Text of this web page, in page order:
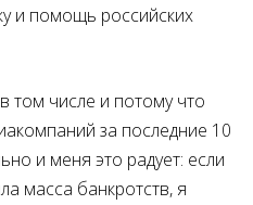
и помощь российских
том числе и потому что
за последние 10
и меня это радует: если
масса банкротств, я